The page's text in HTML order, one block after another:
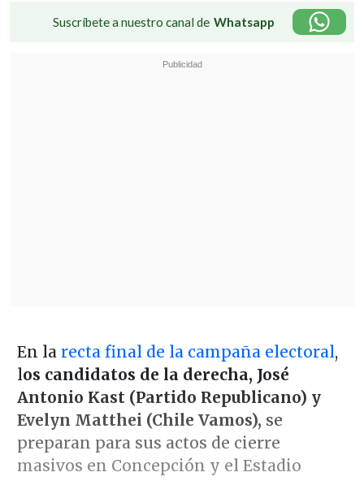
Suscríbete a nuestro canal de Whatsapp
En la recta final de la campaña electoral,
los candidatos de la derecha, José
Antonio Kast (Partido Republicano) y
Evelyn Matthei (Chile Vamos), se
preparan para sus actos de cierre
masivos en Concepción y el Estadio